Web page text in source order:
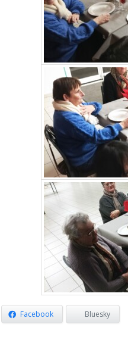
Facebook Bluesky